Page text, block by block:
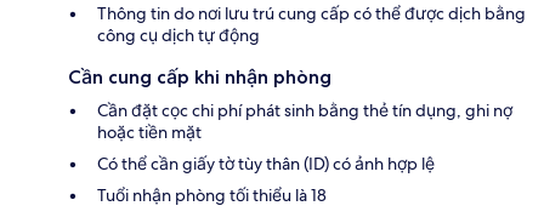
Thông tin do nơi lưu trú cung cấp có thể được dịch bằng
công cụ dịch tự động
Cần cung cấp khi nhận phòng
Cần đặt cọc chi phí phát sinh bằng thẻ tín dụng, ghi nợ
hoặc tiền mặt
Có thể cần giấy tờ tùy thân (ID) có ảnh hợp lệ
Tuổi nhận phòng tối thiểu là 18